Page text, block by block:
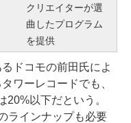
クリエイターが選
曲したプログラム
を提供
ドコモの前田氏によ
ワーレコードでも、
以下だという。
ラインナップも必要